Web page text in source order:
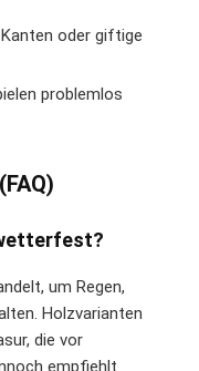
oder giftige
problemlos
um Regen,
Holzvarianten
die vor
empfiehlt